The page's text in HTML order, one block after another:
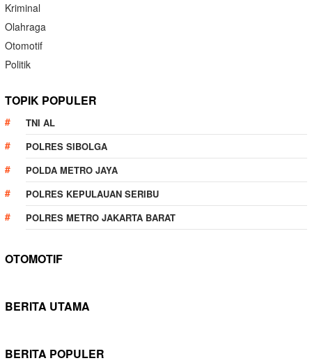
Kriminal
Olahraga
Otomotif
Politik
TOPIK POPULER
TNI AL
POLRES SIBOLGA
POLDA METRO JAYA
POLRES KEPULAUAN SERIBU
POLRES METRO JAKARTA BARAT
OTOMOTIF
BERITA UTAMA
BERITA POPULER